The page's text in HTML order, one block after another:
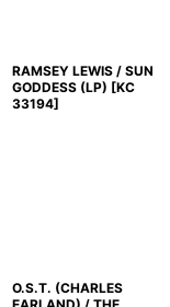
RAMSEY LEWIS / SUN
GODDESS (LP) [KC
33194]
O.S.T. (CHARLES